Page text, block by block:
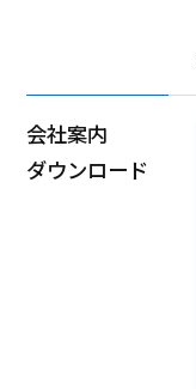
会社案内
ダウンロード